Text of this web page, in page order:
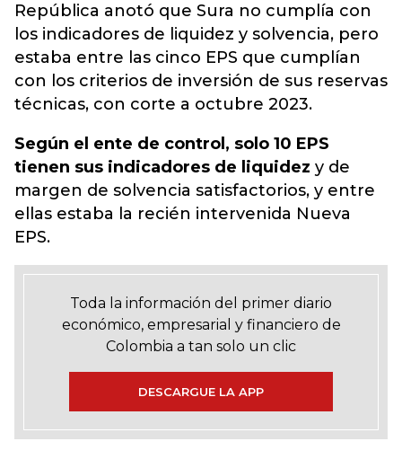
República anotó que Sura no cumplía con
los indicadores de liquidez y solvencia, pero
estaba entre las cinco EPS que cumplían
con los criterios de inversión de sus reservas
técnicas, con corte a octubre 2023.
Según el ente de control, solo 10 EPS
tienen sus indicadores de liquidez y de
margen de solvencia satisfactorios, y entre
ellas estaba la recién intervenida Nueva
EPS.
Toda la información del primer diario
económico, empresarial y financiero de
Colombia a tan solo un clic
DESCARGUE LA APP